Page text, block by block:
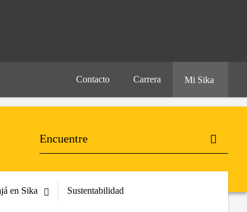
Contacto Carrera Mi Sika
en Sika Sustentabilidad